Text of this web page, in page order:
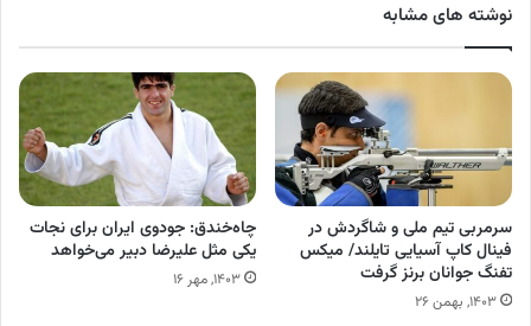
نوشته های مشابه
سرمربی تیم ملی و شاگردش در
فینال کاپ آسیایی تایلند/ میکس
تفنگ جوانان برنز گرفت
۱۴۰۳, بهمن ۲۶
چاه‌خندق: جودوی ایران برای نجات
یکی مثل علیرضا دبیر می‌خواهد
۱۴۰۳, مهر ۱۶